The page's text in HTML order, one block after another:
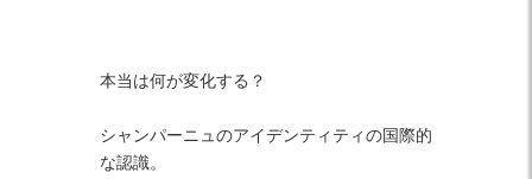
本当は何が変化する？
シャンパーニュのアイデンティティの国際的
な認識。